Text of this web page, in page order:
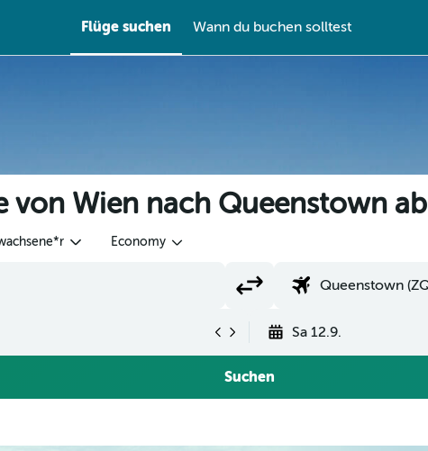
Flüge suchen Wann du buchen solltest
von Wien nach Queenstown ab
Economy
Sa 12.9.
Suchen